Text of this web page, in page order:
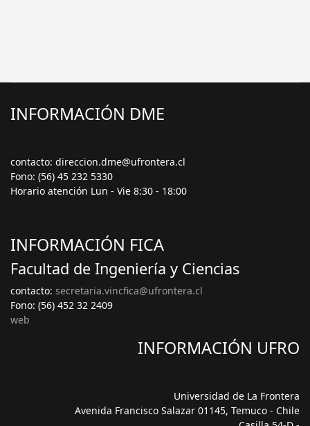
INFORMACIÓN DME
contacto: direccion.dme@ufrontera.cl
Fono: (56) 45 232 5330
Horario atención Lun - Vie 8:30 - 18:00
INFORMACIÓN FICA
Facultad de Ingeniería y Ciencias
contacto: secretaria.vincfica@ufrontera.cl
Fono: (56) 452 32 2409
web
INFORMACIÓN UFRO
Universidad de La Frontera
Avenida Francisco Salazar 01145, Temuco - Chile